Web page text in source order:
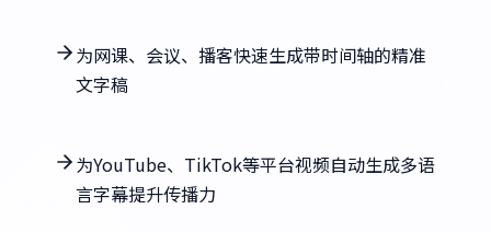
为网课、会议、播客快速生成带时间轴的精准
文字稿
为YouTube、TikTok等平台视频自动生成多语
言字幕提升传播力